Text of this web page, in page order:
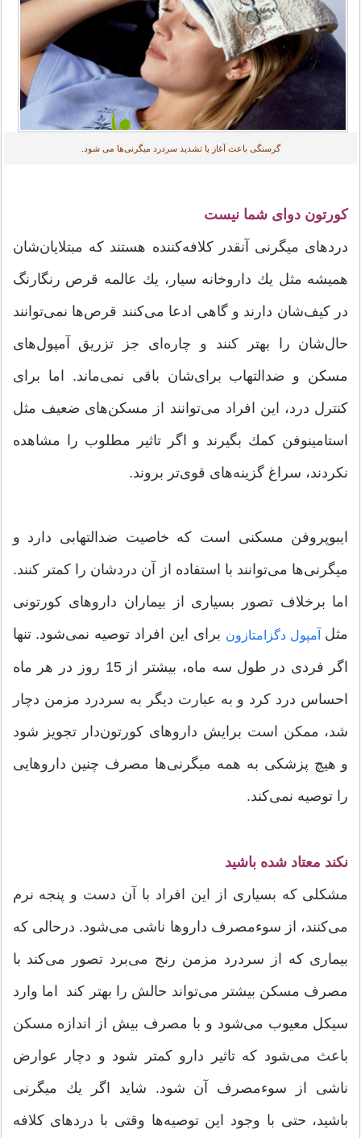
گرسنگی باعث آغاز یا تشدید سردرد میگرنی‌ها می شود.
كورتون دوای شما نیست
دردهای میگرنی آنقدر كلافه‌كننده هستند كه مبتلایان‌شان
همیشه مثل یك داروخانه سیار، یك عالمه قرص رنگارنگ
در كیف‌شان دارند و گاهی ادعا می‌كنند قرص‌ها نمی‌توانند
حال‌شان را بهتر كنند و چاره‌ای جز تزریق آمپول‌های
مسكن و ضدالتهاب برای‌شان باقی نمی‌ماند. اما برای
كنترل درد، این افراد می‌توانند از مسكن‌های ضعیف مثل
استامینوفن كمك بگیرند و اگر تاثیر مطلوب را مشاهده
نكردند، سراغ گزینه‌های قوی‌تر بروند.
ایبوپروفن مسكنی است كه خاصیت ضدالتهابی دارد و
میگرنی‌ها می‌توانند با استفاده از آن دردشان را كمتر كنند.
اما برخلاف تصور بسیاری از بیماران داروهای كورتونی
مثل آمپول دگزامتازون برای این افراد توصیه نمی‌شود. تنها
اگر فردی در طول سه ماه، بیشتر از 15 روز در هر ماه
احساس درد كرد و به عبارت دیگر به سردرد مزمن دچار
شد، ممكن است برایش داروهای كورتون‌دار تجویز شود
و هیچ پزشکی به همه میگرنی‌ها مصرف چنین داروهایی
را توصیه نمی‌کند.
نكند معتاد شده باشید
مشكلی كه بسیاری از این افراد با آن دست و پنجه نرم
می‌كنند، از سوء‌مصرف داروها ناشی می‌شود. درحالی كه
بیماری كه از سردرد مزمن رنج می‌برد تصور می‌كند با
مصرف مسكن بیشتر می‌تواند حالش را بهتر كند اما وارد
سیكل معیوب می‌شود و با مصرف بیش از اندازه مسكن
باعث می‌شود كه تاثیر دارو كمتر شود و دچار عوارض
ناشی از سوء‌مصرف آن شود. شاید اگر یك میگرنی
باشید، حتی با وجود این توصیه‌ها وقتی با دردهای كلافه